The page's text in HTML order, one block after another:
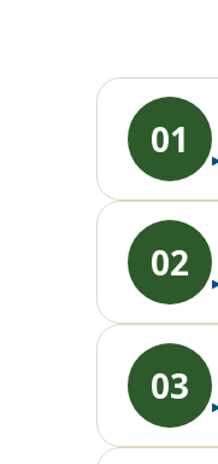
01
02
03